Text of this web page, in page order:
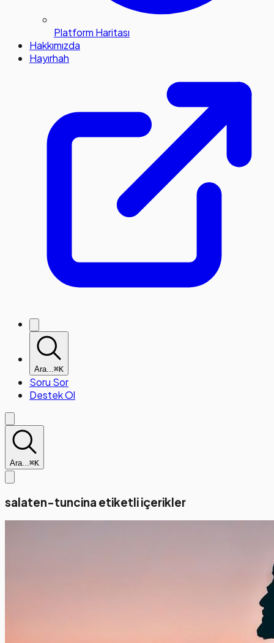
Platform Haritası
Hakkımızda
Hayırhah
Ara...⌘K
Soru Sor
Destek Ol
Ara...⌘K
salaten-tuncina etiketli içerikler